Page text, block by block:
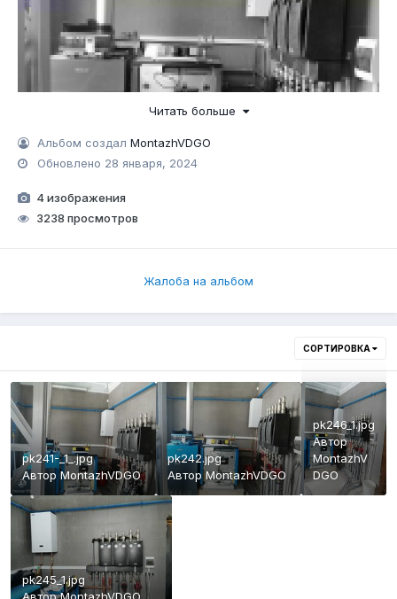
Читать больше
Альбом создалMontazhVDGO
Обновлено 28 января, 2024
4 изображения
3238 просмотров
Жалоба на альбом
СОРТИРОВКА
pk241-_1_.jpg
Автор MontazhVDGO
pk242.jpg
Автор MontazhVDGO
pk246_1.jpg
Автор
MontazhV
DGO
pk245_1.jpg
АвторMontazhVDGO